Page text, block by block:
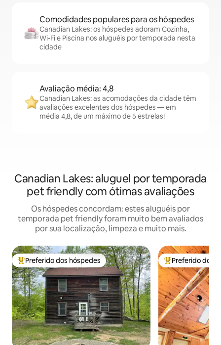
Comodidades populares para os hóspedes
Canadian Lakes: os hóspedes adoram Cozinha,
Wi-Fi e Piscina nos aluguéis por temporada nesta
cidade
Avaliação média: 4,8
Canadian Lakes: as acomodações da cidade têm
avaliações excelentes dos hóspedes — em
média 4,8, de um máximo de 5 estrelas!
Canadian Lakes: aluguel por temporada
pet friendly com ótimas avaliações
Os hóspedes concordam: estes aluguéis por
temporada pet friendly foram muito bem avaliados
por sua localização, limpeza e muito mais.
Entre os melhores preferidos dos hóspedes
Preferido dos hóspedes Entre os
Preferido dos